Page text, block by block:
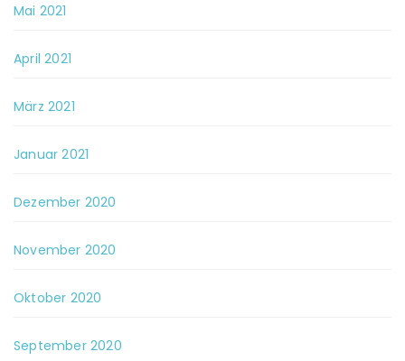
Mai 2021
April 2021
März 2021
Januar 2021
Dezember 2020
November 2020
Oktober 2020
September 2020